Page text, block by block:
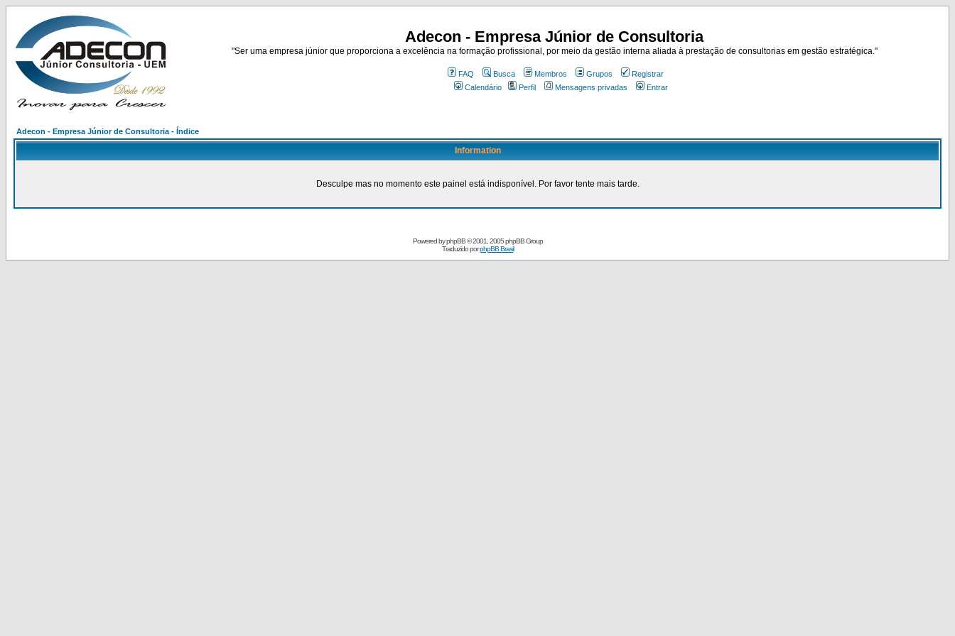
Adecon - Empresa Júnior de Consultoria
"Ser uma empresa júnior que proporciona a excelência na formação profissional, por meio da gestão interna aliada à prestação de consultorias em gestão estratégica."
FAQ Busca Membros Grupos
Registrar
Calendário
Perfil Mensagens privadas Entrar
Adecon - Empresa Júnior de Consultoria - Índice
Information
Desculpe mas no momento este painel está indisponível. Por favor tente mais tarde.
Powered byphpBB© 2001, 2005 phpBB Group
Traduzido porphpBB Brasil